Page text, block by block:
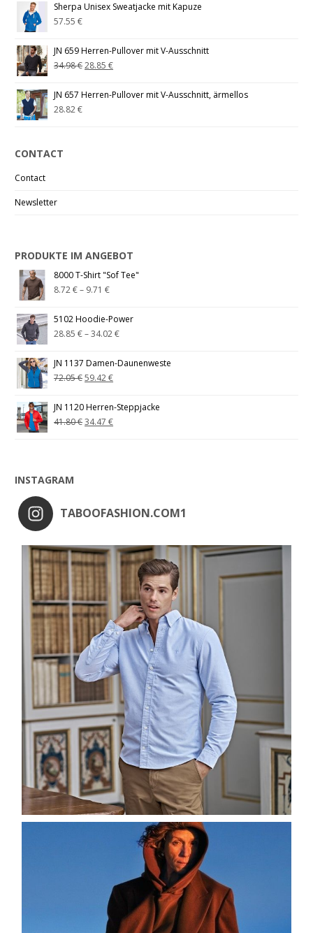
Sherpa Unisex Sweatjacke mit Kapuze
57.55€
JN 659 Herren-Pullover mit V-Ausschnitt
34.98€28.85€
JN 657 Herren-Pullover mit V-Ausschnitt, ärmellos
28.82€
CONTACT
Contact
Newsletter
PRODUKTE IM ANGEBOT
8000 T-Shirt "Sof Tee"
8.72€– 9.71€
5102 Hoodie-Power
28.85€–34.02€
JN 1137 Damen-Daunenweste
72.05€59.42€
JN 1120 Herren-Steppjacke
41.80€34.47€
INSTAGRAM
TABOOFASHION.COM1